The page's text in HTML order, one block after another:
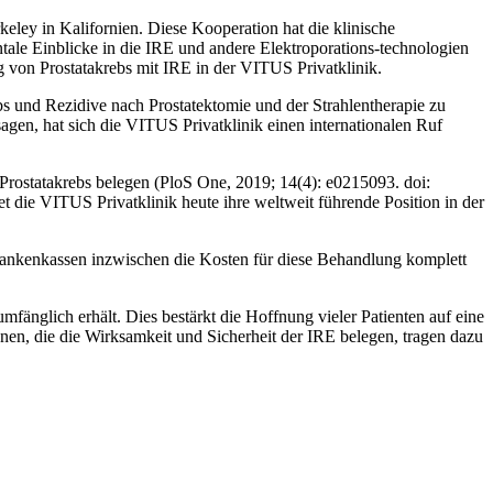
in Kalifornien. Diese Kooperation hat die klinische
Einblicke in die IRE und andere Elektroporations-technologien
von Prostatakrebs mit IRE in der VITUS Privatklinik.
Rezidive nach Prostatektomie und der Strahlentherapie zu
hat sich die VITUS Privatklinik einen internationalen Ruf
belegen (PloS One, 2019; 14(4): e0215093. doi:
die VITUS Privatklinik heute ihre weltweit führende Position in der
inzwischen die Kosten für diese Behandlung komplett
erhält. Dies bestärkt die Hoffnung vieler Patienten auf eine
die die Wirksamkeit und Sicherheit der IRE belegen, tragen dazu